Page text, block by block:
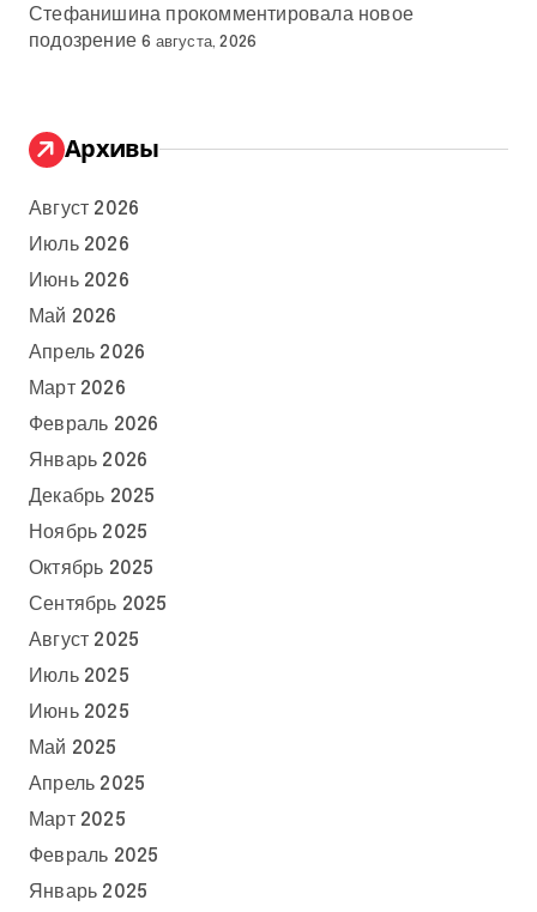
Стефанишина прокомментировала новое
подозрение 6 августа, 2026
Архивы
Август 2026
Июль 2026
Июнь 2026
Май 2026
Апрель 2026
Март 2026
Февраль 2026
Январь 2026
Декабрь 2025
Ноябрь 2025
Октябрь 2025
Сентябрь 2025
Август 2025
Июль 2025
Июнь 2025
Май 2025
Апрель 2025
Март 2025
Февраль 2025
Январь 2025